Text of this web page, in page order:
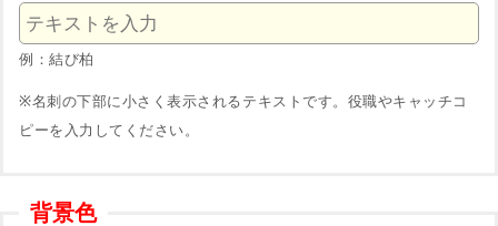
例：結び柏
※名刺の下部に小さく表示されるテキストです。役職やキャッチコ
ピーを入力してください。
背景色